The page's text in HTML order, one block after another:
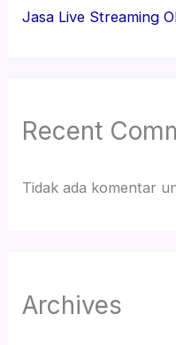
Jasa Live Streaming
Recent
Tidak ada komentar
Archives